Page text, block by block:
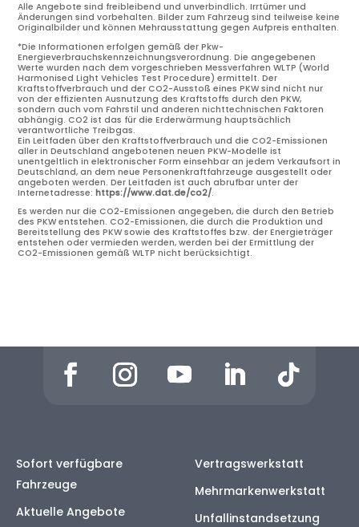
Alle Angebote sind freibleibend und unverbindlich. Irrtümer und
Änderungen sind vorbehalten. Bilder zum Fahrzeug sind teilweise keine
Originalbilder und können Mehrausstattung gegen Aufpreis enthalten.
*Die Informationen erfolgen gemäß der Pkw-
Energieverbrauchskennzeichnungsverordnung. Die angegebenen
Werte wurden nach dem vorgeschrieben Messverfahren WLTP (World
Harmonised Light Vehicles Test Procedure) ermittelt. Der
Kraftstoffverbrauch und der CO2-Ausstoß eines PKW sind nicht nur
von der effizienten Ausnutzung des Kraftstoffs durch den PKW,
sondern auch vom Fahrstil und anderen nichttechnischen Faktoren
abhängig. CO2 ist das für die Erderwärmung hauptsächlich
verantwortliche Treibgas.
Ein Leitfaden über den Kraftstoffverbrauch und die CO2-Emissionen
aller in Deutschland angebotenen neuen PKW-Modelle ist
unentgeltlich in elektronischer Form einsehbar an jedem Verkaufsort in
Deutschland, an dem neue Personenkraftfahrzeuge ausgestellt oder
angeboten werden. Der Leitfaden ist auch abrufbar unter der
Internetadresse:https://www.dat.de/co2/.
Es werden nur die CO2-Emissionen angegeben, die durch den Betrieb
des PKW entstehen. CO2-Emissionen, die durch die Produktion und
Bereitstellung des PKW sowie des Kraftstoffes bzw. der Energieträger
entstehen oder vermieden werden, werden bei der Ermittlung der
CO2-Emissionen gemäß WLTP nicht berücksichtigt.
Sofort verfügbare
Fahrzeuge
Aktuelle Angebote
Vertragswerkstatt
Mehrmarkenwerkstatt
Unfallinstandsetzung